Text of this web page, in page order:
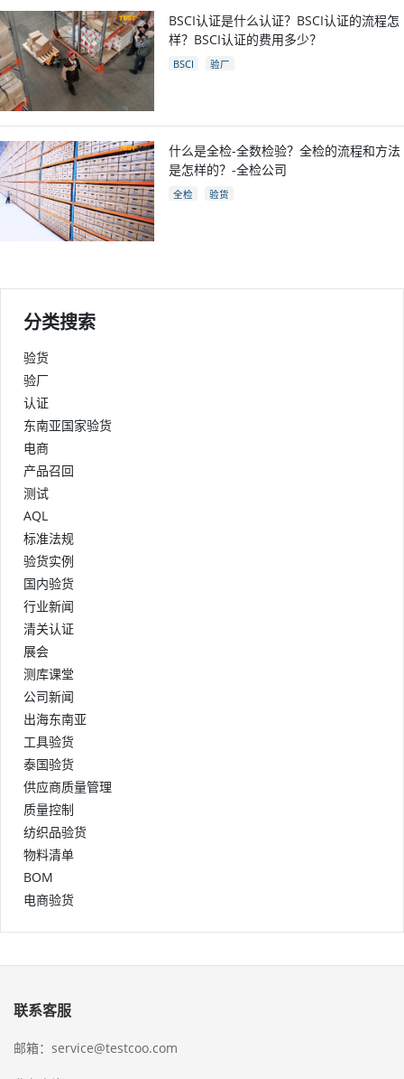
BSCI认证是什么认证？BSCI认证的流程怎
样？BSCI认证的费用多少？
BSCI 验厂
什么是全检-全数检验？全检的流程和方法
是怎样的？-全检公司
全检 验货
分类搜索
验货
验厂
认证
东南亚国家验货
电商
产品召回
测试
AQL
标准法规
验货实例
国内验货
行业新闻
清关认证
展会
测库课堂
公司新闻
出海东南亚
工具验货
泰国验货
供应商质量管理
质量控制
纺织品验货
物料清单
BOM
电商验货
联系客服
邮箱：service@testcoo.com